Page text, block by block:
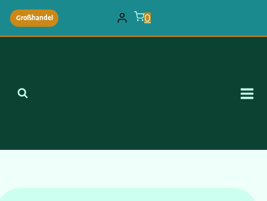
Zum
Inhalt
springen
Großhandel 0